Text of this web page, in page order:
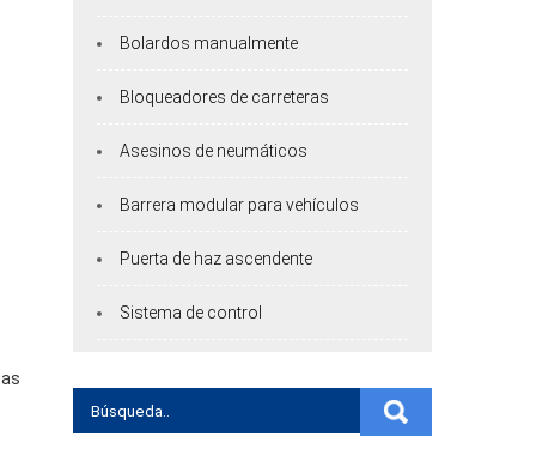
Bolardos manualmente
Bloqueadores de carreteras
Asesinos de neumáticos
Barrera modular para vehículos
Puerta de haz ascendente
Sistema de control